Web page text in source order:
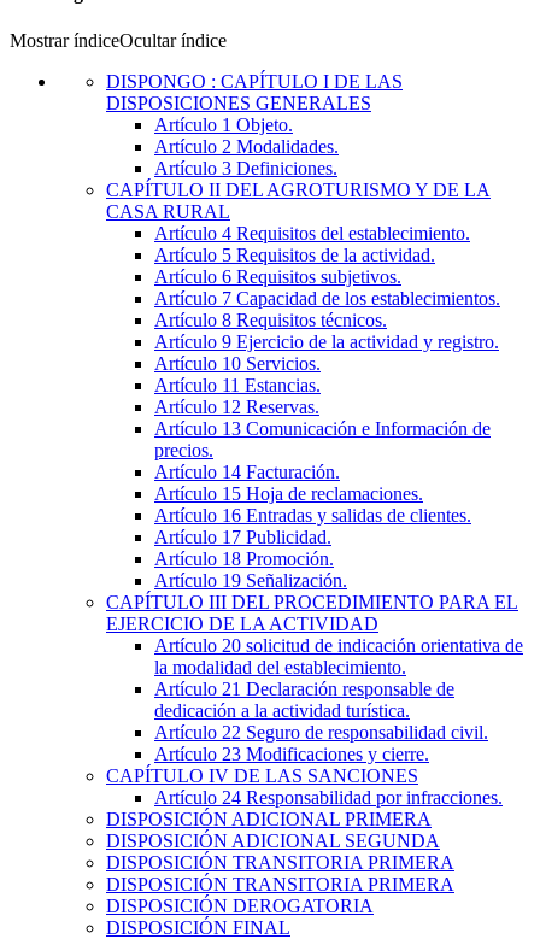
Mostrar índiceOcultar índice
DISPONGO : CAPÍTULO I DE LAS
DISPOSICIONES GENERALES
Artículo 1 Objeto.
Artículo 2 Modalidades.
Artículo 3 Definiciones.
CAPÍTULO II DEL AGROTURISMO Y DE LA
CASA RURAL
Artículo 4 Requisitos del establecimiento.
Artículo 5 Requisitos de la actividad.
Artículo 6 Requisitos subjetivos.
Artículo 7 Capacidad de los establecimientos.
Artículo 8 Requisitos técnicos.
Artículo 9 Ejercicio de la actividad y registro.
Artículo 10 Servicios.
Artículo 11 Estancias.
Artículo 12 Reservas.
Artículo 13 Comunicación e Información de
precios.
Artículo 14 Facturación.
Artículo 15 Hoja de reclamaciones.
Artículo 16 Entradas y salidas de clientes.
Artículo 17 Publicidad.
Artículo 18 Promoción.
Artículo 19 Señalización.
CAPÍTULO III DEL PROCEDIMIENTO PARA EL
EJERCICIO DE LA ACTIVIDAD
Artículo 20 solicitud de indicación orientativa de
la modalidad del establecimiento.
Artículo 21 Declaración responsable de
dedicación a la actividad turística.
Artículo 22 Seguro de responsabilidad civil.
Artículo 23 Modificaciones y cierre.
CAPÍTULO IV DE LAS SANCIONES
Artículo 24 Responsabilidad por infracciones.
DISPOSICIÓN ADICIONAL PRIMERA
DISPOSICIÓN ADICIONAL SEGUNDA
DISPOSICIÓN TRANSITORIA PRIMERA
DISPOSICIÓN TRANSITORIA PRIMERA
DISPOSICIÓN DEROGATORIA
DISPOSICIÓN FINAL